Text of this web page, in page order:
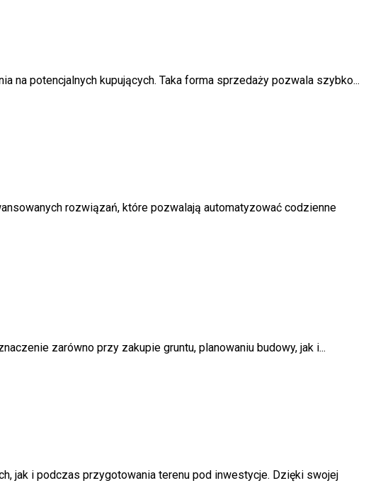
potencjalnych kupujących. Taka forma sprzedaży pozwala szybko...
rozwiązań, które pozwalają automatyzować codzienne
zarówno przy zakupie gruntu, planowaniu budowy, jak i...
jak i podczas przygotowania terenu pod inwestycje. Dzięki swojej